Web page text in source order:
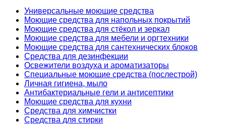
Универсальные моющие средства
Моющие средства для напольных покрытий
Моющие средства для стёкол и зеркал
Моющие средства для мебели и оргтехники
Моющие средства для сантехнических блоков
Средства для дезинфекции
Освежители воздуха и ароматизаторы
Специальные моющие средства (послестрой)
Личная гигиена, мыло
Антибактериальные гели и антисептики
Моющие средства для кухни
Средства для химчистки
Средства для стирки